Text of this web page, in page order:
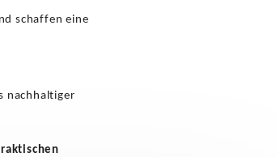
schaffen eine
nachhaltiger